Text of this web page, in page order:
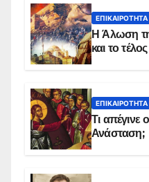
ΕΠΙΚΑΙΡΌΤΗΤΑ
Η Άλωση
και το
ΕΠΙΚΑΙΡΌΤΗΤΑ
Τι απέγινε
Ανάσταση;